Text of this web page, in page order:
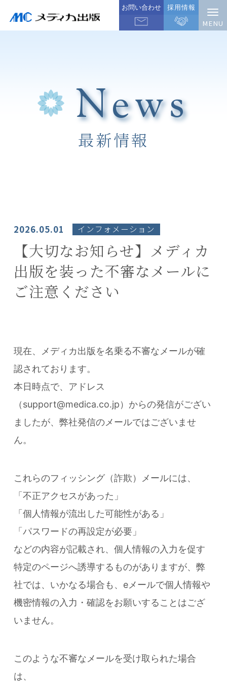
お問い合わせ 採用情報
News
最新情報
2026.05.01 インフォメーション
【大切なお知らせ】メディカ
出版を装った不審なメールに
ご注意ください
現在、メディカ出版を名乗る不審なメールが確
認されております。
本日時点で、アドレス
（support@medica.co.jp）からの発信がござい
ましたが、弊社発信のメールではございませ
ん。
これらのフィッシング（詐欺）メールには、
「不正アクセスがあった」
「個人情報が流出した可能性がある」
「パスワードの再設定が必要」
などの内容が記載され、個人情報の入力を促す
特定のページへ誘導するものがありますが、弊
社では、いかなる場合も、eメールで個人情報や
機密情報の入力・確認をお願いすることはござ
いません。
このような不審なメールを受け取られた場合
は、